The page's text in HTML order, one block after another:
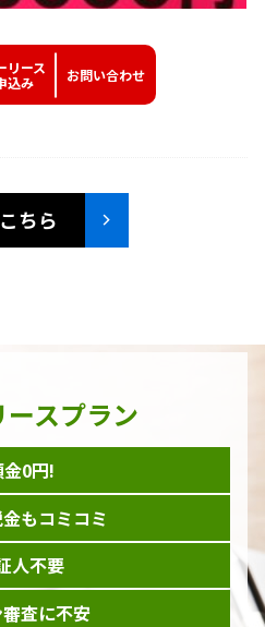
リース
込み
お問い合わせ
ちら
ースプラン
0円!
もコミコミ
人不要
査に不安